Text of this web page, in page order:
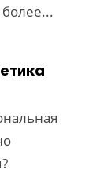
более...